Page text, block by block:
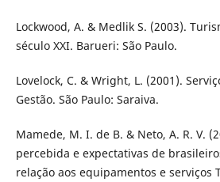
Lockwood, A. & Medlik S. (2003).
século XXI. Barueri: São Paulo.
Lovelock, C. & Wright, L. (2001).
Gestão. São Paulo: Saraiva.
Mamede, M. I. de B. & Neto, A. R. V.
percebida e expectativas de
relação aos equipamentos e serviços